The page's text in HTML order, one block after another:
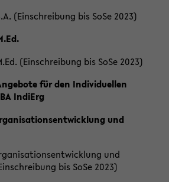
(Einschreibung bis SoSe 2023)
(Einschreibung bis SoSe 2023)
für den Individuellen
IndiErg
und
und
bis SoSe 2023)